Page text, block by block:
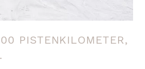
PISTENKILOMETER,